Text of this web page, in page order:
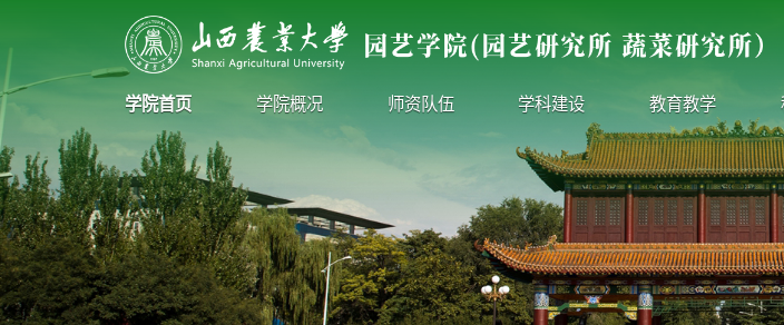
学院首页 学院概况 师资队伍 学科建设 教育教学